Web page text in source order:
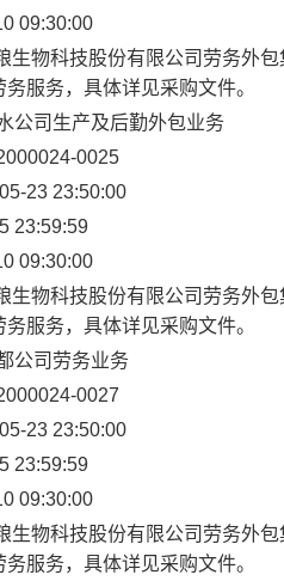
09:30:00
生物科技股份有限公司劳务外
服务，具体详见采购文件。
公司生产及后勤外包业务
0025
23 23:50:00
23:59:59
09:30:00
生物科技股份有限公司劳务外
服务，具体详见采购文件。
公司劳务业务
0027
23 23:50:00
23:59:59
09:30:00
生物科技股份有限公司劳务外
服务，具体详见采购文件。